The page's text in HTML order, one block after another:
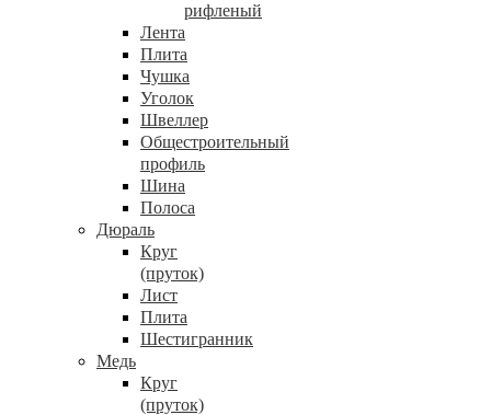
рифленый
Лента
Плита
Чушка
Уголок
Швеллер
Общестроительный
профиль
Шина
Полоса
Дюраль
Круг
(пруток)
Лист
Плита
Шестигранник
Медь
Круг
(пруток)